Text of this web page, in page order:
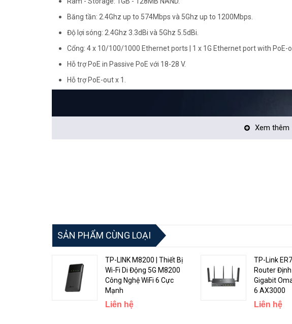
Băng tần: 2.4Ghz up to 574Mbps và 5Ghz up to 1200Mbps.
Độ lợi sóng: 2.4Ghz 3.3dBi và 5Ghz 5.5dBi.
Cổng: 4 x 10/100/1000 Ethernet ports | 1 x 1G Ethernet port with PoE-
Hỗ trợ PoE in Passive PoE với 18-28 V.
Hỗ trợ PoE-out x 1.
Xem thêm
SẢN PHẨM CÙNG LOẠI
TP-LINK M8200 | Thiết Bị
Wi-Fi Di Động 5G M8200
Công Nghệ WiFi 6 Cực
Mạnh
Liên hệ
TP-Link
Router Định
Gigabit
6 AX3000
Liên hệ